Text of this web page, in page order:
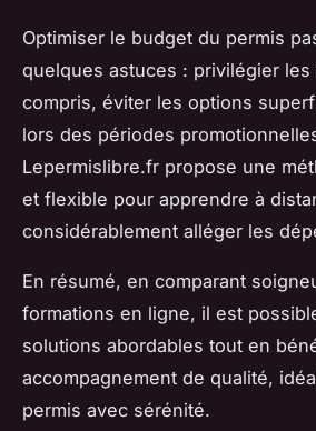
Optimiser le budget du permis
quelques astuces : privilégier
compris, éviter les options
lors des périodes
Lepermislibre.fr propose une
et flexible pour apprendre à
considérablement alléger les
En résumé, en comparant
formations en ligne, il est
solutions abordables tout en
accompagnement de qualité,
permis avec sérénité.